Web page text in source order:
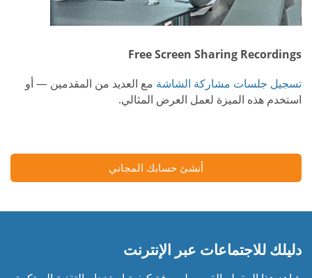
Free Screen Sharing Recordings
تسجيل جلسات مشاركة الشاشة مع العديد من المقدمين — أو
استخدم هذه الميزة لعمل العرض المثالي.
أنشئ حسابك المجاني
دليلك للاجتماعات عبر الإنترنت